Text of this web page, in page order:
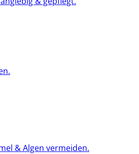
& Algen vermeiden.